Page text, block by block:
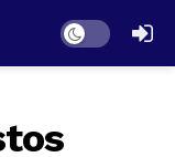
Dark mode